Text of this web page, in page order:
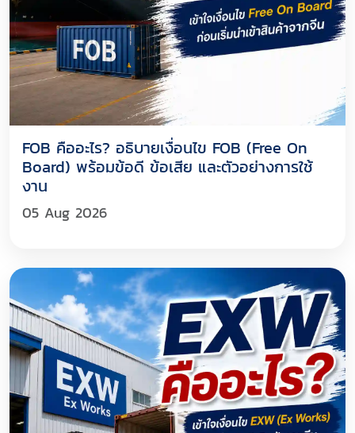
FOB คืออะไร? อธิบายเงื่อนไข FOB (Free On
Board) พร้อมข้อดี ข้อเสีย และตัวอย่างการใช้
งาน
05 Aug 2026